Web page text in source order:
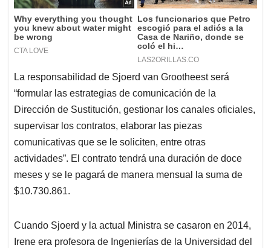
La responsabilidad de Sjoerd van Grootheest será
“formular las estrategias de comunicación de la
Dirección de Sustitución, gestionar los canales oficiales,
supervisar los contratos, elaborar las piezas
comunicativas que se le soliciten, entre otras
actividades”. El contrato tendrá una duración de doce
meses y se le pagará de manera mensual la suma de
$10.730.861.
Cuando Sjoerd y la actual Ministra se casaron en 2014,
Irene era profesora de Ingenierías de la Universidad del